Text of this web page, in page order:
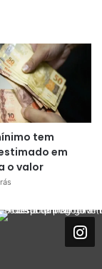
tem
em
o valor